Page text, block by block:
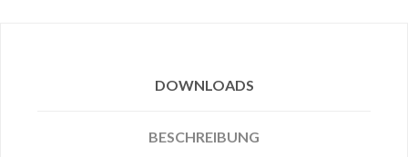
DOWNLOADS
BESCHREIBUNG